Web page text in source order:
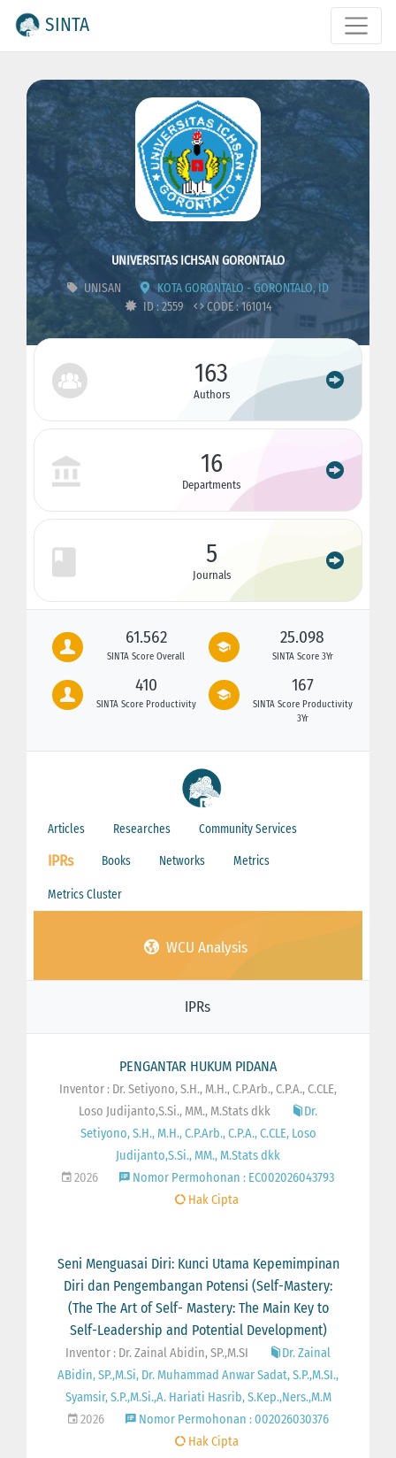
SINTA
UNIVERSITAS ICHSAN GORONTALO
UNISAN
KOTA GORONTALO - GORONTALO, ID
ID : 2559
CODE : 161014
163
Authors
16
Departments
5
Journals
61.562
SINTA Score Overall
25.098
SINTA Score 3Yr
410
SINTA Score Productivity
167
SINTA Score Productivity
3Yr
Articles Researches Community Services
IPRs Books Networks Metrics
Metrics Cluster
WCU Analysis
IPRs
PENGANTAR HUKUM PIDANA
Inventor : Dr. Setiyono, S.H., M.H., C.P.Arb., C.P.A., C.CLE,
Loso Judijanto,S.Si., MM., M.Stats dkk
Dr.
Setiyono, S.H., M.H., C.P.Arb., C.P.A., C.CLE, Loso
Judijanto,S.Si., MM., M.Stats dkk
2026
Nomor Permohonan : EC002026043793
Hak Cipta
Seni Menguasai Diri: Kunci Utama Kepemimpinan
Diri dan Pengembangan Potensi (Self-Mastery:
(The The Art of Self- Mastery: The Main Key to
Self-Leadership and Potential Development)
Inventor : Dr. Zainal Abidin, SP.,M.SI
Dr. Zainal
ABidin, SP.,M.Si, Dr. Muhammad Anwar Sadat, S.P.,M.SI.,
Syamsir, S.P.,M.Si.,A. Hariati Hasrib, S.Kep.,Ners.,M.M
2026
Nomor Permohonan : 002026030376
Hak Cipta